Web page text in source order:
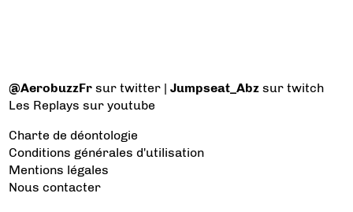
@AerobuzzFr sur twitter |Jumpseat_Abz sur twitch
Les Replays sur youtube
Charte de déontologie
Conditions générales d'utilisation
Mentions légales
Nous contacter